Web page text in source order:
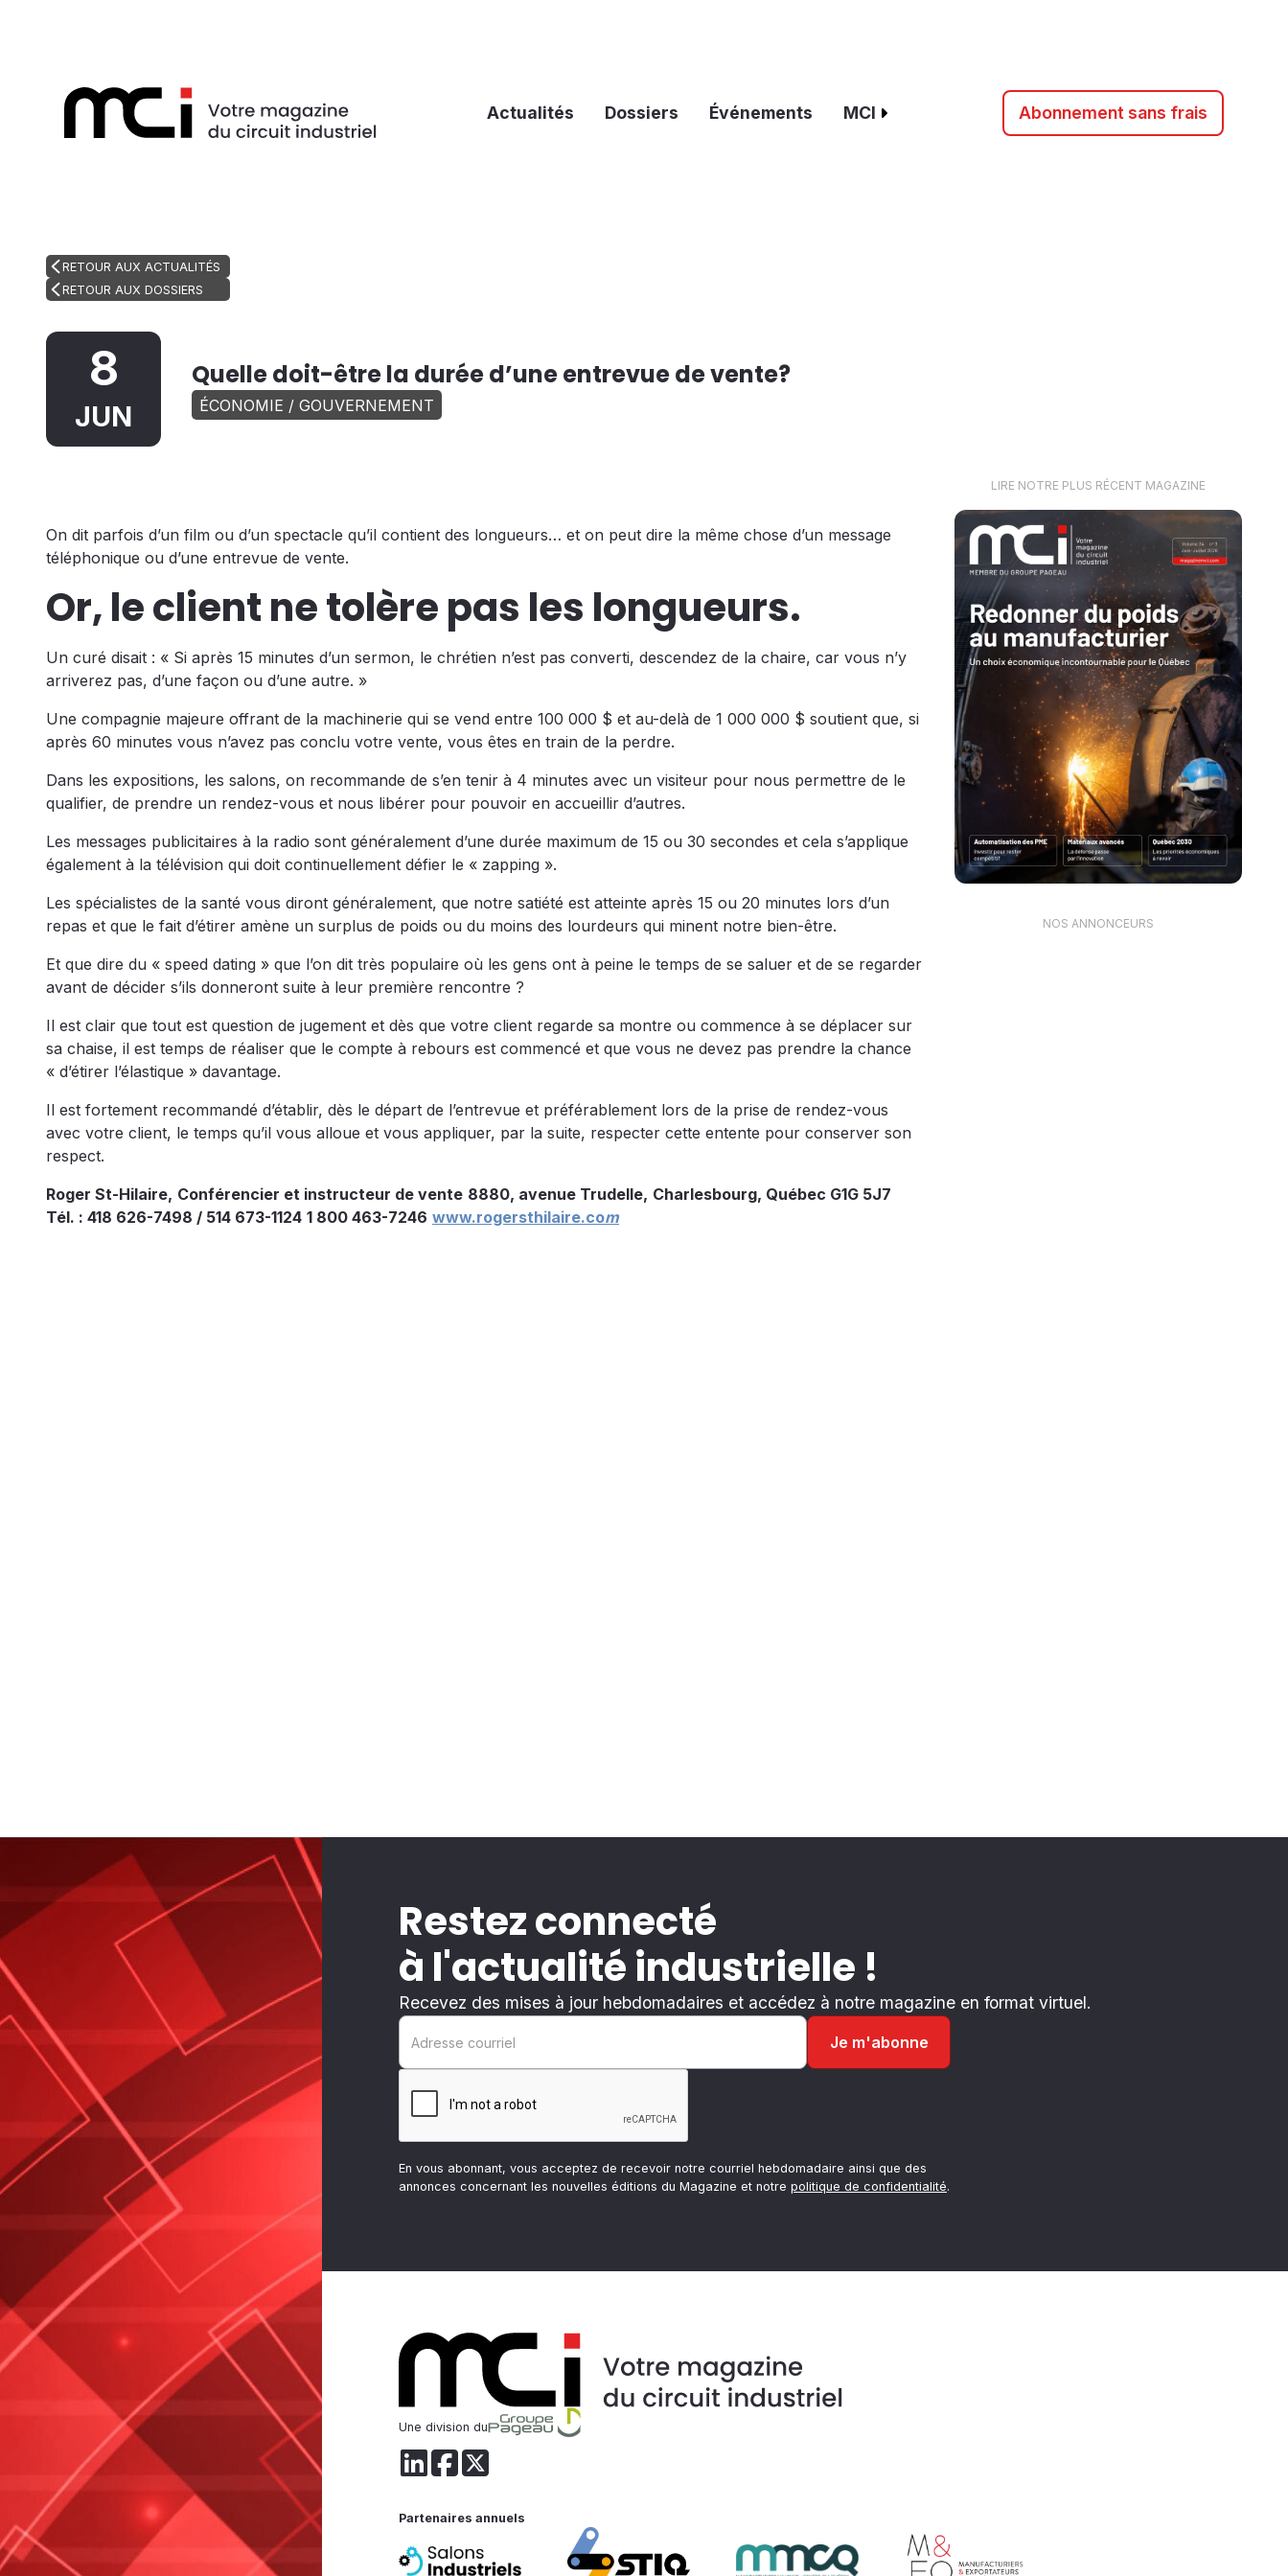
Actualités Dossiers Événements MCI Abonnement sans frais
RETOUR AUX ACTUALITÉS
RETOUR AUX DOSSIERS
8
JUN
Quelle doit-être la durée d’une entrevue de vente?
ÉCONOMIE / GOUVERNEMENT
On dit parfois d’un film ou d’un spectacle qu’il contient des longueurs… et on peut dire la même chose d’un message
téléphonique ou d’une entrevue de vente.
Or, le client ne tolère pas les longueurs.
Un curé disait : « Si après 15 minutes d’un sermon, le chrétien n’est pas converti, descendez de la chaire, car vous n’y
arriverez pas, d’une façon ou d’une autre. »
Une compagnie majeure offrant de la machinerie qui se vend entre 100 000 $ et au-delà de 1 000 000 $ soutient que, si
après 60 minutes vous n’avez pas conclu votre vente, vous êtes en train de la perdre.
Dans les expositions, les salons, on recommande de s’en tenir à 4 minutes avec un visiteur pour nous permettre de le
qualifier, de prendre un rendez-vous et nous libérer pour pouvoir en accueillir d’autres.
Les messages publicitaires à la radio sont généralement d’une durée maximum de 15 ou 30 secondes et cela s’applique
également à la télévision qui doit continuellement défier le « zapping ».
Les spécialistes de la santé vous diront généralement, que notre satiété est atteinte après 15 ou 20 minutes lors d’un
repas et que le fait d’étirer amène un surplus de poids ou du moins des lourdeurs qui minent notre bien-être.
Et que dire du « speed dating » que l’on dit très populaire où les gens ont à peine le temps de se saluer et de se regarder
avant de décider s’ils donneront suite à leur première rencontre ?
Il est clair que tout est question de jugement et dès que votre client regarde sa montre ou commence à se déplacer sur
sa chaise, il est temps de réaliser que le compte à rebours est commencé et que vous ne devez pas prendre la chance
« d’étirer l’élastique » davantage.
Il est fortement recommandé d’établir, dès le départ de l’entrevue et préférablement lors de la prise de rendez-vous
avec votre client, le temps qu’il vous alloue et vous appliquer, par la suite, respecter cette entente pour conserver son
respect.
Roger St-Hilaire, Conférencier et instructeur de vente 8880, avenue Trudelle, Charlesbourg, Québec G1G 5J7
Tél. : 418 626-7498 / 514 673-1124 1 800 463-7246 www.rogersthilaire.com
LIRE NOTRE PLUS RÉCENT MAGAZINE
NOS ANNONCEURS
Restez connecté
à l'actualité industrielle !
Recevez des mises à jour hebdomadaires et accédez à notre magazine en format virtuel.
En vous abonnant, vous acceptez de recevoir notre courriel hebdomadaire ainsi que des
annonces concernant les nouvelles éditions du Magazine et notre politique de confidentialité.
Une division du
Partenaires annuels